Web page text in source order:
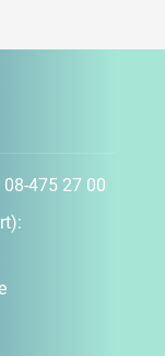
08-475 27 00